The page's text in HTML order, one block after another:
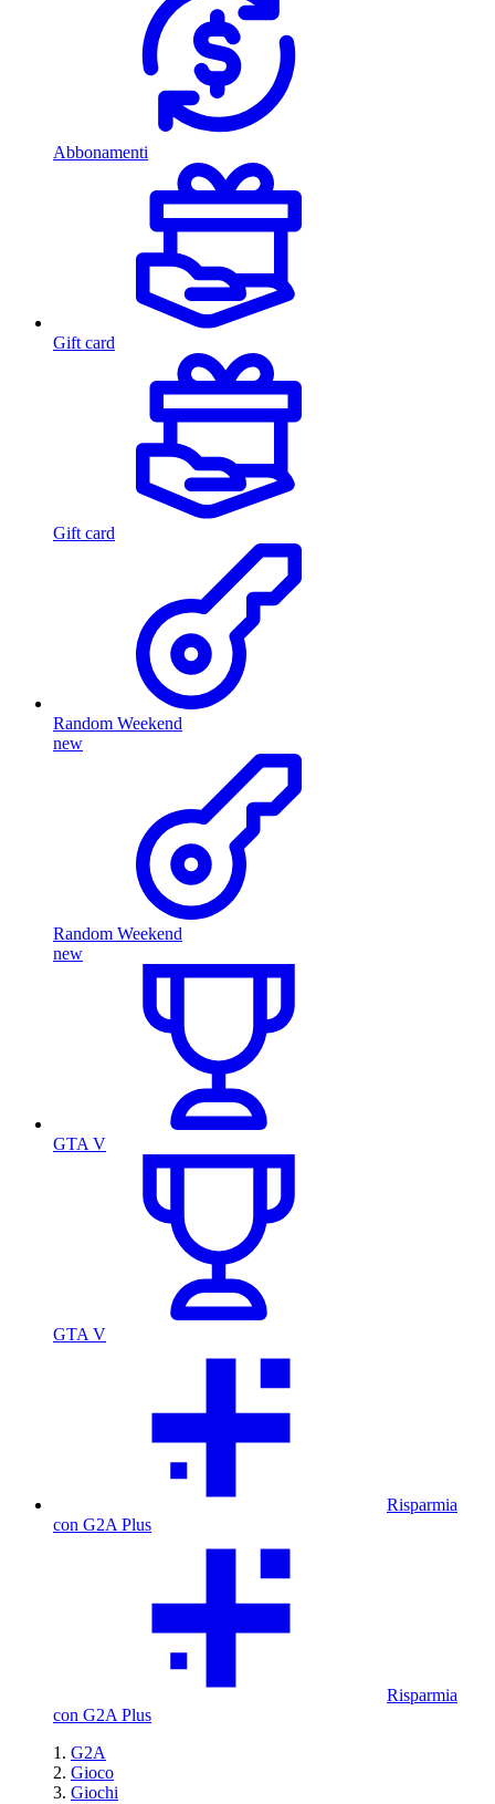
Abbonamenti
Gift card
Gift card
Random Weekend
new
Random Weekend
new
GTA V
GTA V
Risparmia
con G2A Plus
Risparmia
con G2A Plus
G2A
Gioco
Giochi